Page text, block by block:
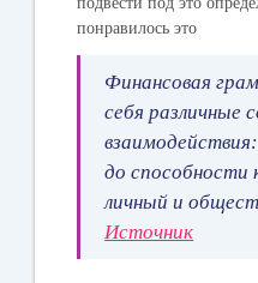
понравилось это
Финансовая
себя различные
до способности
личный и
Источник